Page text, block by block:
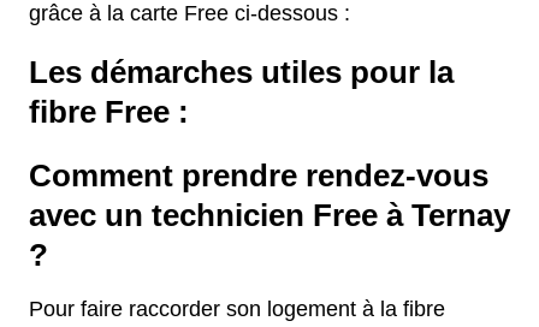
grâce à la carte Free ci-dessous :
Les démarches utiles pour la
fibre Free :
Comment prendre rendez-vous
avec un technicien Free à Ternay
?
Pour faire raccorder son logement à la fibre